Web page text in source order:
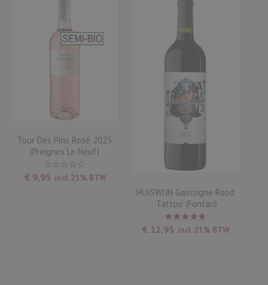
Tour Des Pins Rosé 2025
(Preignes Le Neuf)
€9,95 incl. 21% BTW
HUISWIJN Gascogne Rood
‘Tattoo’ (Fontan)
Waardering
5.00uit
€ 12,95 incl. 21% BTW